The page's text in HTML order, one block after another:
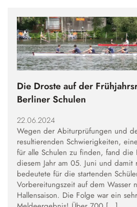
Die Droste auf der
Berliner Schulen
22.06.2024
Wegen der Abiturprüfungen und
resultierenden Schwierigkeiten,
für alle Schulen zu finden, fand die
diesem Jahr am 05. Juni und damit
bedeutete für die startenden
Vorbereitungszeit auf dem Wasser
Hallensaison. Die Folge war ein